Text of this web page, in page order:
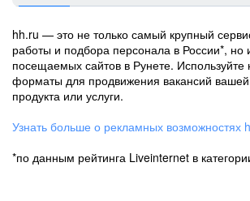
hh.ru — это не только самый крупный
работы и подбора персонала в России*, но
посещаемых сайтов в Рунете.
форматы для продвижения вакансий
продукта или услуги.
Узнать больше о рекламных возможностях
*по данным рейтинга Liveinternet в